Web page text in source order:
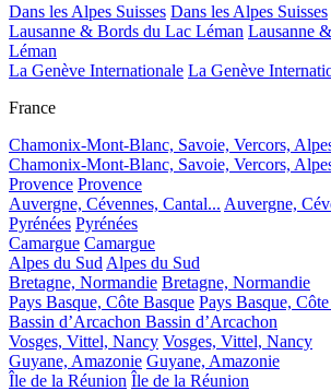
Dans les Alpes Suisses Dans les Alpes Suisses
Lausanne & Bords du Lac Léman Lausanne
Léman
La Genève Internationale La Genève
France
Chamonix-Mont-Blanc, Savoie, Vercors,
Chamonix-Mont-Blanc, Savoie, Vercors,
Provence Provence
Auvergne, Cévennes, Cantal... Auvergne,
Pyrénées Pyrénées
Camargue Camargue
Alpes du Sud Alpes du Sud
Bretagne, Normandie Bretagne, Normandie
Pays Basque, Côte Basque Pays Basque,
Bassin d’Arcachon Bassin d’Arcachon
Vosges, Vittel, Nancy Vosges, Vittel, Nancy
Guyane, Amazonie Guyane, Amazonie
Île de la Réunion Île de la Réunion